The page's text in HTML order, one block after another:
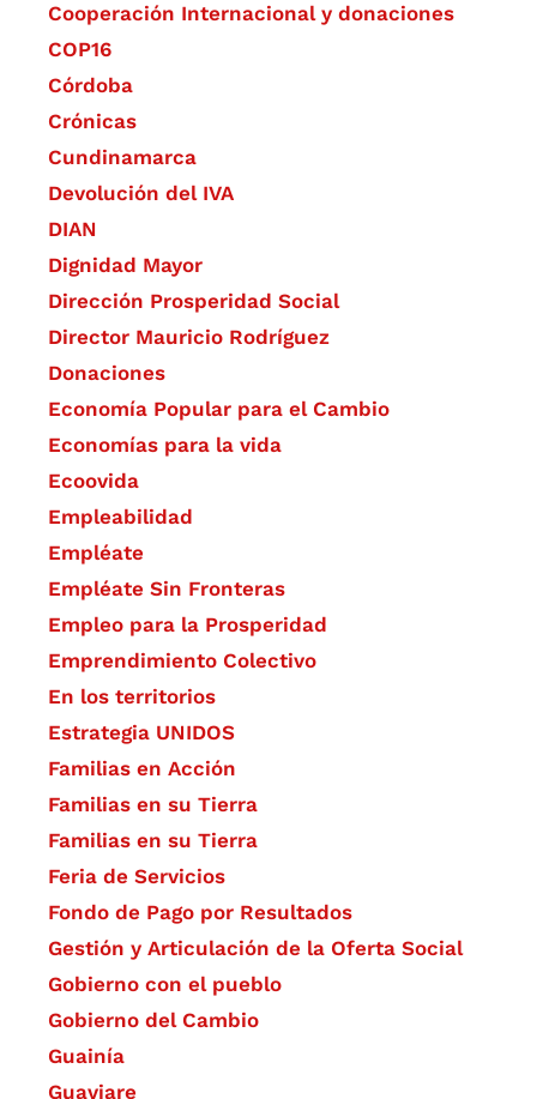
Cooperación Internacional y donaciones
COP16
Córdoba
Crónicas
Cundinamarca
Devolución del IVA
DIAN
Dignidad Mayor
Dirección Prosperidad Social
Director Mauricio Rodríguez
Donaciones
Economía Popular para el Cambio
Economías para la vida
Ecoovida
Empleabilidad
Empléate
Empléate Sin Fronteras
Empleo para la Prosperidad
Emprendimiento Colectivo
En los territorios
Estrategia UNIDOS
Familias en Acción
Familias en su Tierra
Familias en su Tierra
Feria de Servicios
Fondo de Pago por Resultados
Gestión y Articulación de la Oferta Social
Gobierno con el pueblo
Gobierno del Cambio
Guainía
Guaviare